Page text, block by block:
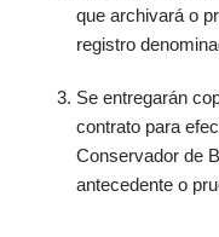
que archivará o
registro
Se entregarán
contrato para
Conservador de
antecedente o